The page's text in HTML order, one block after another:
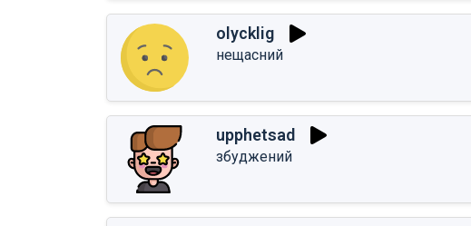
olycklig
нещасний
upphetsad
збуджений